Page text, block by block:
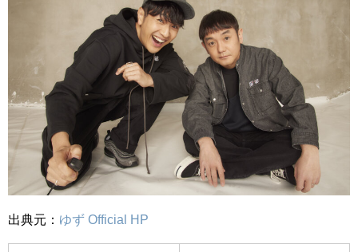
出典元： ゆず Official HP